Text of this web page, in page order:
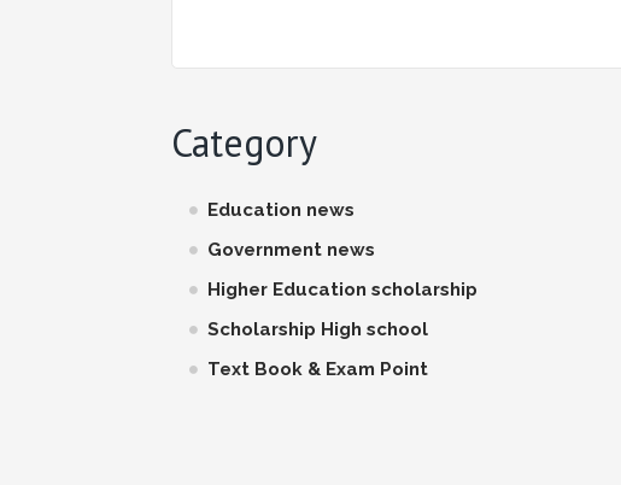
Category
Education news
Government news
Higher Education scholarship
Scholarship High school
Text Book & Exam Point